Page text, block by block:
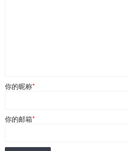
你的昵称*
你的邮箱*